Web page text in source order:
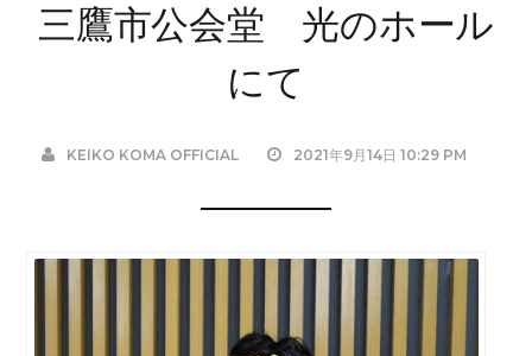
三鷹市公会堂 光のホール
にて
KEIKO KOMA OFFICIAL 2021年9月14日 10:29 PM